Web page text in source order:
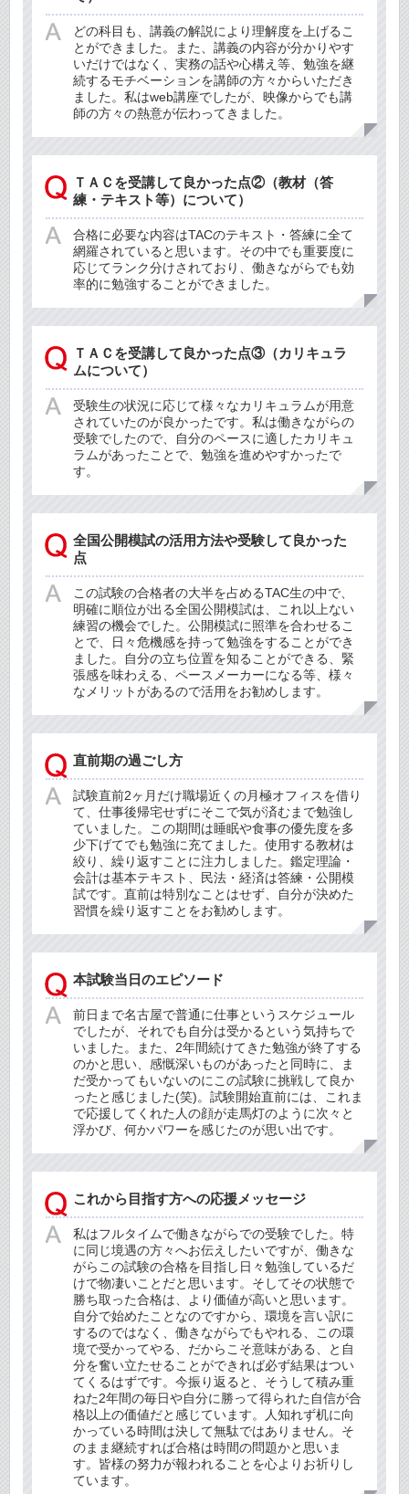
どの科目も、講義の解説により理解度を上げるこ
とができました。また、講義の内容が分かりやす
いだけではなく、実務の話や心構え等、勉強を継
続するモチベーションを講師の方々からいただき
ました。私はweb講座でしたが、映像からでも講
師の方々の熱意が伝わってきました。
ＴＡＣを受講して良かった点②（教材（答
練・テキスト等）について）
合格に必要な内容はTACのテキスト・答練に全て
網羅されていると思います。その中でも重要度に
応じてランク分けされており、働きながらでも効
率的に勉強することができました。
ＴＡＣを受講して良かった点③（カリキュラ
ムについて）
受験生の状況に応じて様々なカリキュラムが用意
されていたのが良かったです。私は働きながらの
受験でしたので、自分のペースに適したカリキュ
ラムがあったことで、勉強を進めやすかったで
す。
全国公開模試の活用方法や受験して良かった
点
この試験の合格者の大半を占めるTAC生の中で、
明確に順位が出る全国公開模試は、これ以上ない
練習の機会でした。公開模試に照準を合わせるこ
とで、日々危機感を持って勉強をすることができ
ました。自分の立ち位置を知ることができる、緊
張感を味わえる、ペースメーカーになる等、様々
なメリットがあるので活用をお勧めします。
直前期の過ごし方
試験直前2ヶ月だけ職場近くの月極オフィスを借り
て、仕事後帰宅せずにそこで気が済むまで勉強し
ていました。この期間は睡眠や食事の優先度を多
少下げてでも勉強に充てました。使用する教材は
絞り、繰り返すことに注力しました。鑑定理論・
会計は基本テキスト、民法・経済は答練・公開模
試です。直前は特別なことはせず、自分が決めた
習慣を繰り返すことをお勧めします。
本試験当日のエピソード
前日まで名古屋で普通に仕事というスケジュール
でしたが、それでも自分は受かるという気持ちで
いました。また、2年間続けてきた勉強が終了する
のかと思い、感慨深いものがあったと同時に、ま
だ受かってもいないのにこの試験に挑戦して良か
ったと感じました(笑)。試験開始直前には、これま
で応援してくれた人の顔が走馬灯のように次々と
浮かび、何かパワーを感じたのが思い出です。
これから目指す方への応援メッセージ
私はフルタイムで働きながらでの受験でした。特
に同じ境遇の方々へお伝えしたいですが、働きな
がらこの試験の合格を目指し日々勉強しているだ
けで物凄いことだと思います。そしてその状態で
勝ち取った合格は、より価値が高いと思います。
自分で始めたことなのですから、環境を言い訳に
するのではなく、働きながらでもやれる、この環
境で受かってやる、だからこそ意味がある、と自
分を奮い立たせることができれば必ず結果はつい
てくるはずです。今振り返ると、そうして積み重
ねた2年間の毎日や自分に勝って得られた自信が合
格以上の価値だと感じています。人知れず机に向
かっている時間は決して無駄ではありません。そ
のまま継続すれば合格は時間の問題かと思いま
す。皆様の努力が報われることを心よりお祈りし
ています。